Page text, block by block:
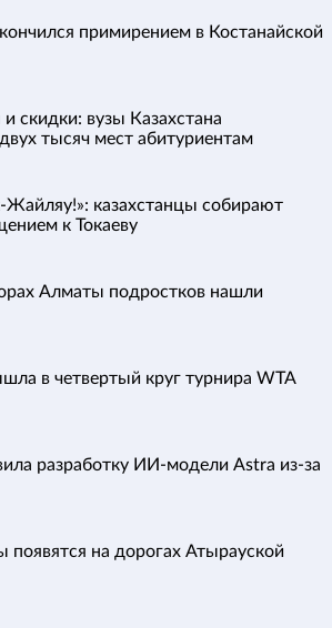
примирением в Костанайской
скидки: вузы Казахстана
тысяч мест абитуриентам
Жайляу!»: казахстанцы собирают
к Токаеву
Алматы подростков нашли
в четвертый круг турнира WTA
разработку ИИ-модели Astra из-за
появятся на дорогах Атырауской